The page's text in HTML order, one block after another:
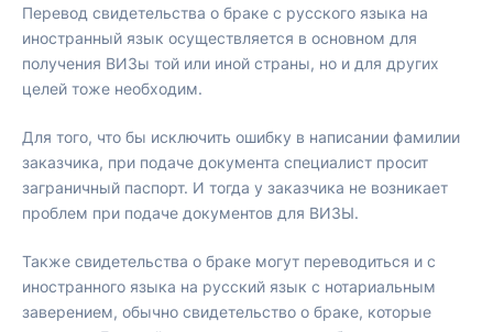
Перевод свидетельства о браке с русского языка на
иностранный язык осуществляется в основном для
получения ВИЗы той или иной страны, но и для других
целей тоже необходим.
Для того, что бы исключить ошибку в написании фамилии
заказчика, при подаче документа специалист просит
заграничный паспорт. И тогда у заказчика не возникает
проблем при подаче документов для ВИЗЫ.
Также свидетельства о браке могут переводиться и с
иностранного языка на русский язык с нотариальным
заверением, обычно свидетельство о браке, которые